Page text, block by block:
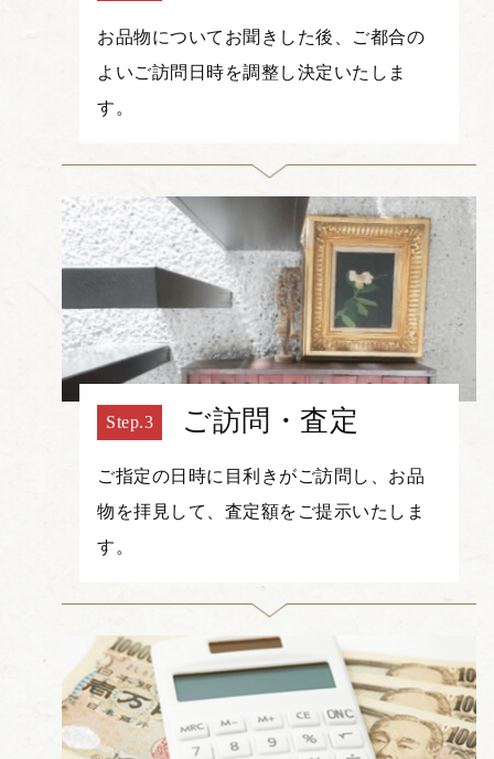
お品物についてお聞きした後、ご都合の
よいご訪問日時を調整し決定いたしま
す。
ご訪問・査定
ご指定の日時に目利きがご訪問し、お品
物を拝見して、査定額をご提示いたしま
す。